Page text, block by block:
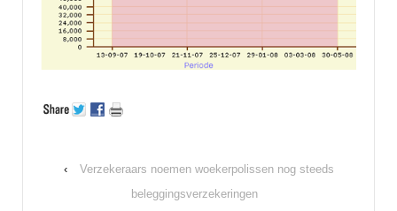
‹
Verzekeraars noemen woekerpolissen nog steeds
beleggingsverzekeringen